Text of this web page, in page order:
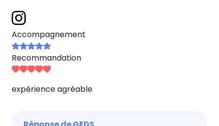
Accompagnement
Recommandation
expérience agréable